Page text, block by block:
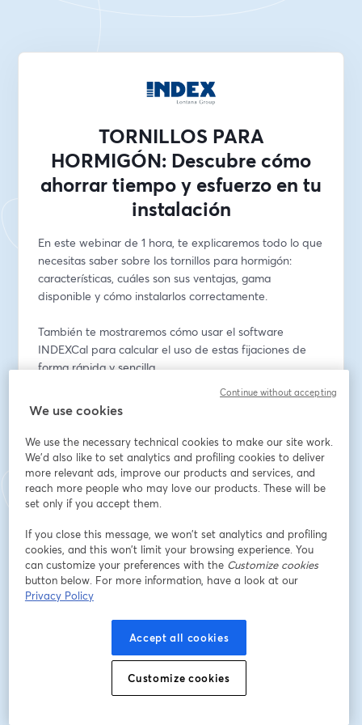
TORNILLOS PARA
HORMIGÓN: Descubre cómo
ahorrar tiempo y esfuerzo en tu
instalación
En este webinar de 1 hora, te explicaremos todo lo que
necesitas saber sobre los tornillos para hormigón:
características, cuáles son sus ventajas, gama
disponible y cómo instalarlos correctamente.
También te mostraremos cómo usar el software
INDEXCal para calcular el uso de estas fijaciones de
forma rápida y sencilla.
Si trabajas en construcción, suministros industriales o
ferreterías, este webinar es una buena oportunidad
para conocer una solución cada vez más usada y
ofrecer mejores opciones a tus clientes.
¡Apúntate y aprende con nosotros!
Email address
First name *
We use cookies
We use the necessary technical cookies to make our site work.
We'd also like to set analytics and profiling cookies to deliver
more relevant ads, improve our products and services, and
reach more people who may love our products. These will be
set only if you accept them.
If you close this message, we won’t set analytics and profiling
cookies, and this won’t limit your browsing experience. You
can customize your preferences with the Customize cookies
button below. For more information, have a look at our
Privacy Policy
Accept all cookies
Customize cookies
Continue without accepting